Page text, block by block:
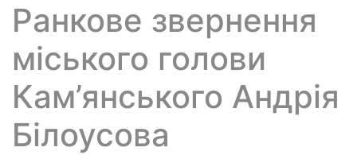
Ранкове звернення
міського голови
Кам’янського Андрія
Білоусова